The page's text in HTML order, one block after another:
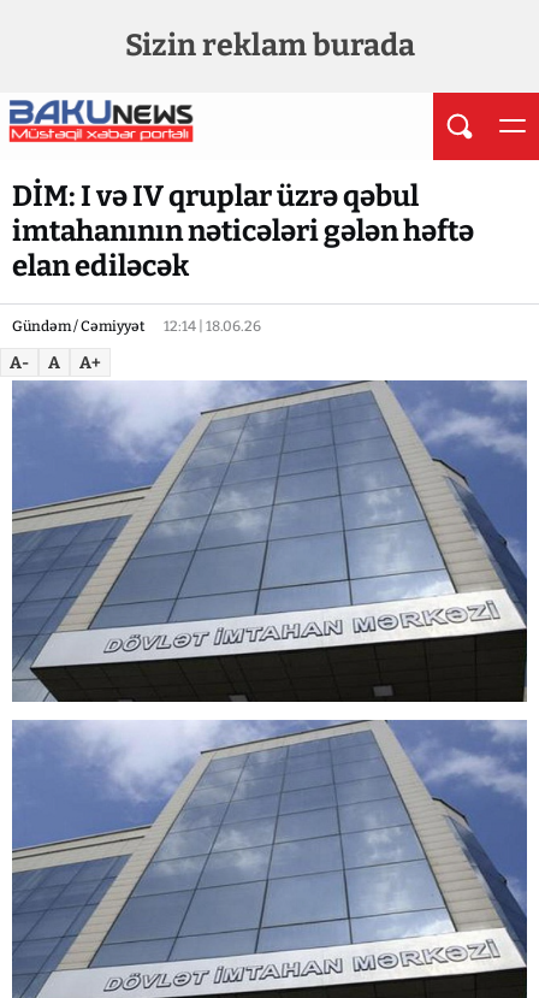
Sizin reklam burada
DİM: I və IV qruplar üzrə qəbul
imtahanının nəticələri gələn həftə
elan ediləcək
Gündəm / Cəmiyyət 12:14 | 18.06.26
A- A A+